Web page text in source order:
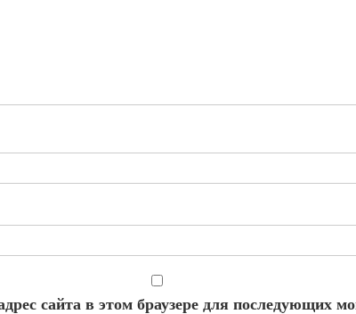
сайта в этом браузере для последующих